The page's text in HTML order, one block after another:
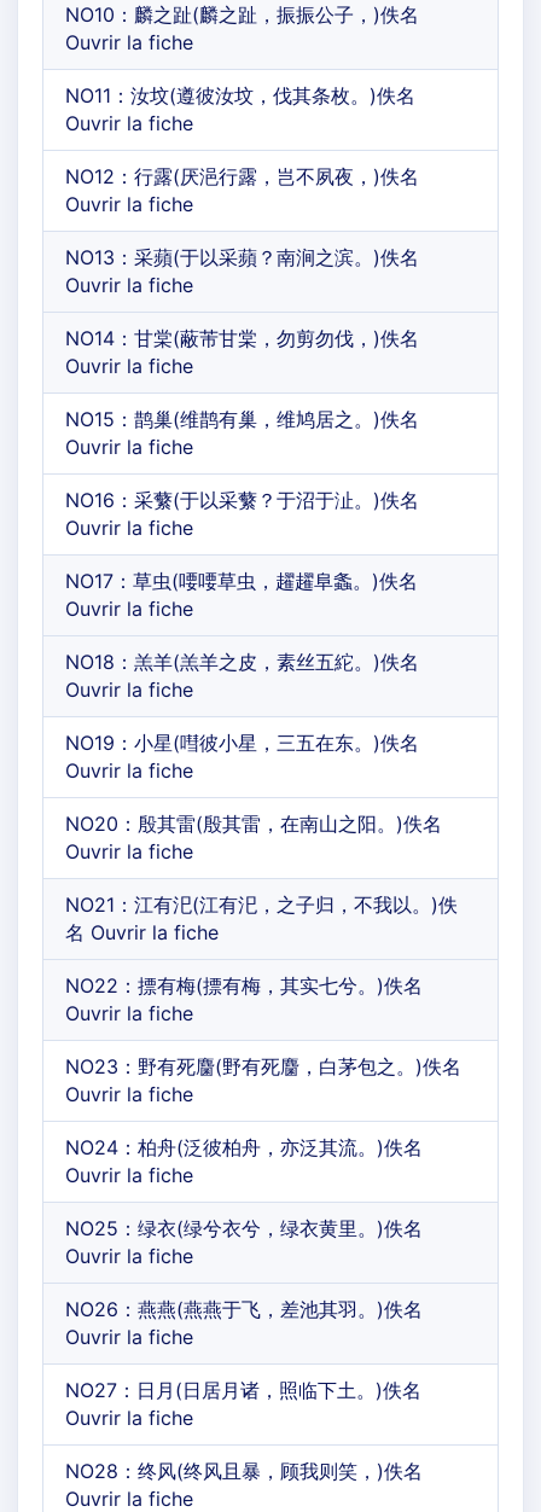
NO10：麟之趾(麟之趾，振振公子，)佚名
Ouvrir la fiche
NO11：汝坟(遵彼汝坟，伐其条枚。)佚名
Ouvrir la fiche
NO12：行露(厌浥行露，岂不夙夜，)佚名
Ouvrir la fiche
NO13：采蘋(于以采蘋？南涧之滨。)佚名
Ouvrir la fiche
NO14：甘棠(蔽芾甘棠，勿剪勿伐，)佚名
Ouvrir la fiche
NO15：鹊巢(维鹊有巢，维鸠居之。)佚名
Ouvrir la fiche
NO16：采蘩(于以采蘩？于沼于沚。)佚名
Ouvrir la fiche
NO17：草虫(喓喓草虫，趯趯阜螽。)佚名
Ouvrir la fiche
NO18：羔羊(羔羊之皮，素丝五紽。)佚名
Ouvrir la fiche
NO19：小星(嘒彼小星，三五在东。)佚名
Ouvrir la fiche
NO20：殷其雷(殷其雷，在南山之阳。)佚名
Ouvrir la fiche
NO21：江有汜(江有汜，之子归，不我以。)佚
名 Ouvrir la fiche
NO22：摽有梅(摽有梅，其实七兮。)佚名
Ouvrir la fiche
NO23：野有死麕(野有死麕，白茅包之。)佚名
Ouvrir la fiche
NO24：柏舟(泛彼柏舟，亦泛其流。)佚名
Ouvrir la fiche
NO25：绿衣(绿兮衣兮，绿衣黄里。)佚名
Ouvrir la fiche
NO26：燕燕(燕燕于飞，差池其羽。)佚名
Ouvrir la fiche
NO27：日月(日居月诸，照临下土。)佚名
Ouvrir la fiche
NO28：终风(终风且暴，顾我则笑，)佚名
Ouvrir la fiche